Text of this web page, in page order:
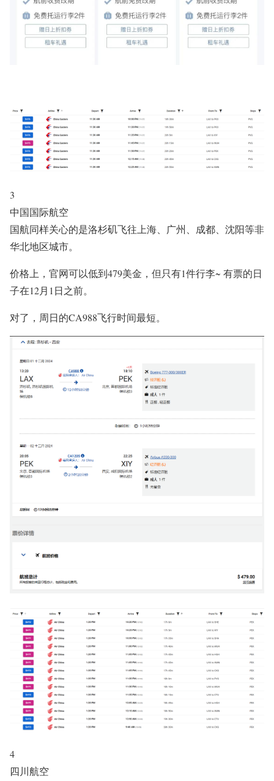
3
中国国际航空
国航同样关心的是洛杉矶飞往上海、广州、成都、沈阳等非
华北地区城市。
价格上，官网可以低到479美金，但只有1件行李~ 有票的日
子在12月1日之前。
对了，周日的CA988飞行时间最短。
4
四川航空